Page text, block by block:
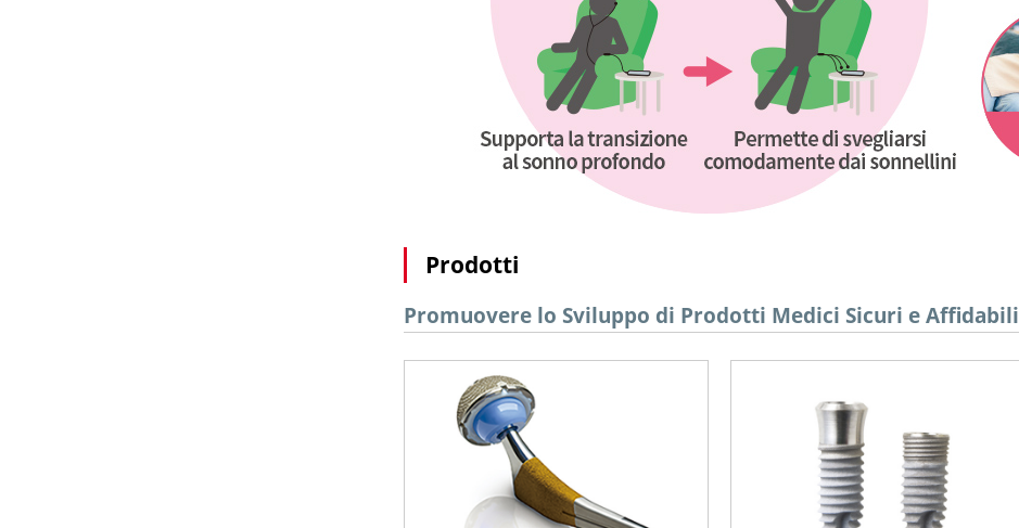
Prodotti
Promuovere lo Sviluppo di Prodotti Medici Sicuri e Affidabili